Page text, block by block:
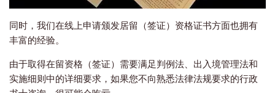
同时，我们在线上申请颁发居留（签证）资格证书方面也拥有
丰富的经验。
由于取得在留资格（签证）需要满足判例法、出入境管理法和
实施细则中的详细要求，如果您不向熟悉法律法规要求的行政